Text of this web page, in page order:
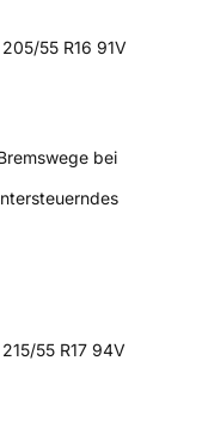
55 R16 91V
bei
55 R17 94V